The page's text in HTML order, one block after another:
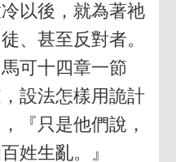
以後，就為著祂
、甚至反對者。
可十四章一節
設法怎樣用詭計
『只是他們說，
姓生亂。』